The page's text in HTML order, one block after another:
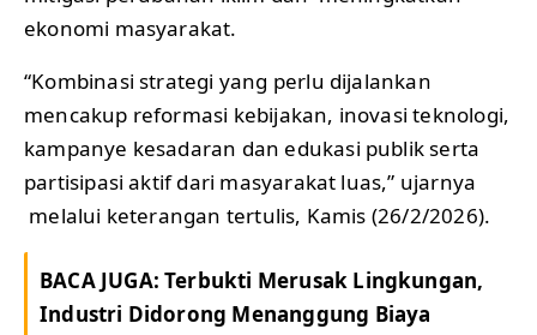
ekonomi masyarakat.
“Kombinasi strategi yang perlu dijalankan
mencakup reformasi kebijakan, inovasi teknologi,
kampanye kesadaran dan edukasi publik serta
partisipasi aktif dari masyarakat luas,” ujarnya
melalui keterangan tertulis, Kamis (26/2/2026).
BACA JUGA:Terbukti Merusak Lingkungan,
Industri Didorong Menanggung Biaya